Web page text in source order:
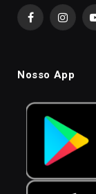
Facebook
Nosso App